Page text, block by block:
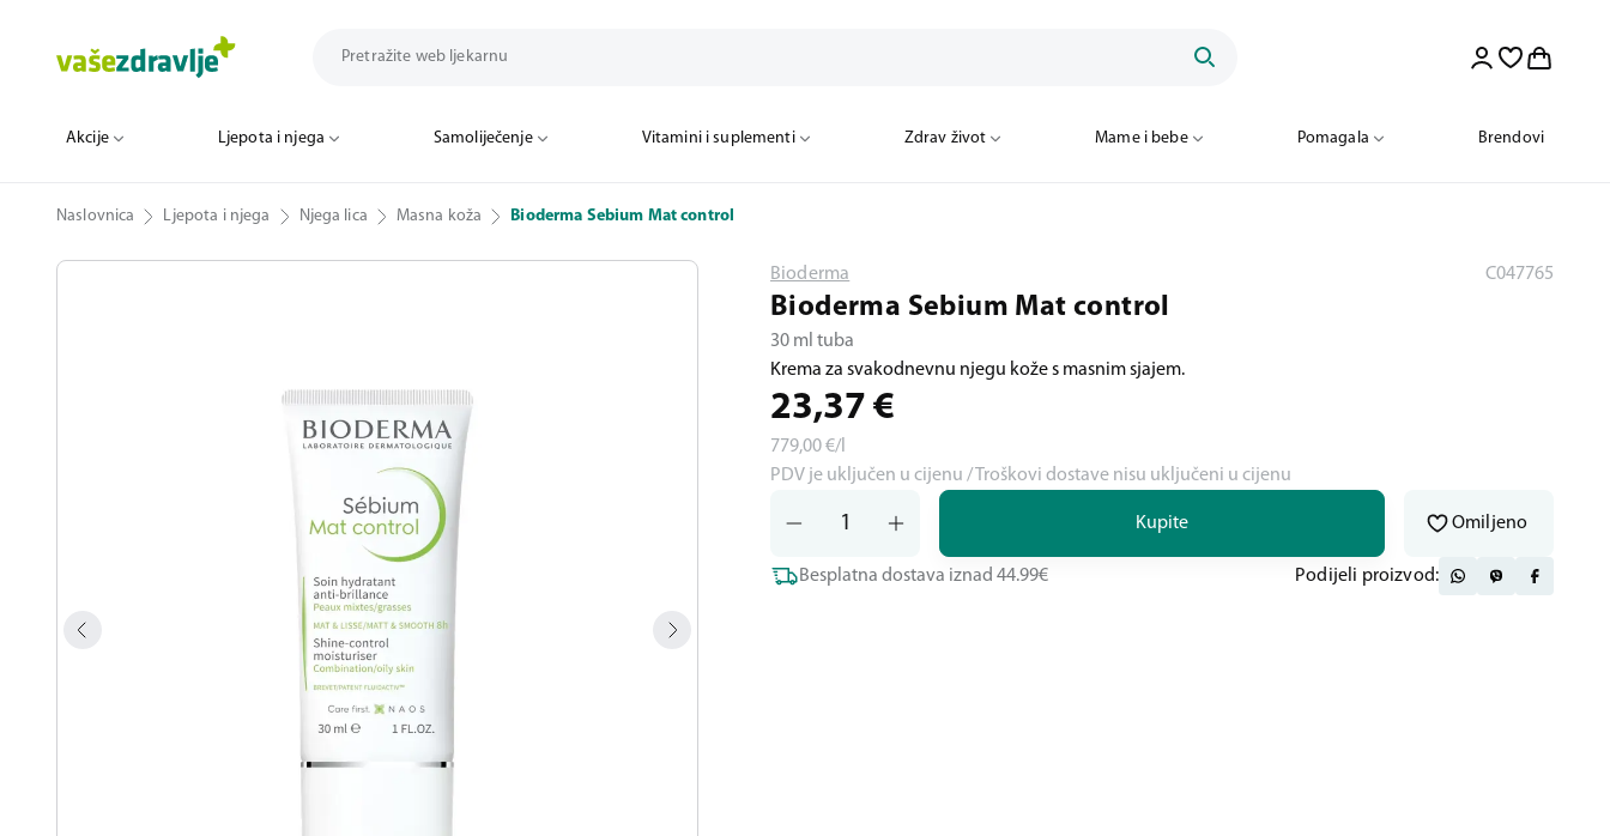
Akcije Ljepota i njega Samoliječenje Vitamini i suplementi Zdrav život Mame i bebe Pomagala Brendovi
Naslovnica Ljepota i njega Njega lica Masna koža Bioderma Sebium Mat control
Bioderma C047765
Bioderma Sebium Mat control
30 ml tuba
Krema za svakodnevnu njegu kože s masnim sjajem.
23,37 €
779,00€/l
PDV je uključen u cijenu / Troškovi dostave nisu uključeni u cijenu
Kupite Omiljeno
Besplatna dostava iznad 44.99€ Podijeli proizvod: